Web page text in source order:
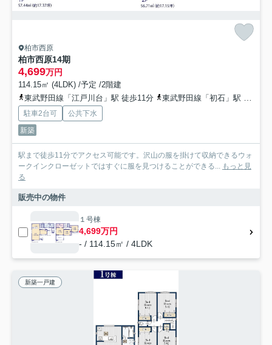
柏市西原
柏市西原14期
4,699万円
114.15㎡ (4LDK) /予定 /2階建
東武野田線「江戸川台」駅 徒歩11分
東武野田線「初石」駅 徒歩20分
駐車2台可
公共下水
新築
駅まで徒歩11分でアクセス可能です。沢山の服を掛けて収納できるウォ
ークインクローゼットではすぐに服を見つけることができる... もっと見
る
販売中の物件
１号棟
4,699万円
- / 114.15㎡ / 4LDK
新築一戸建